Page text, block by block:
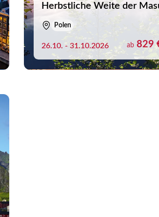
Herbstliche Weite der
Polen
26.10. - 31.10.2026 ab 829